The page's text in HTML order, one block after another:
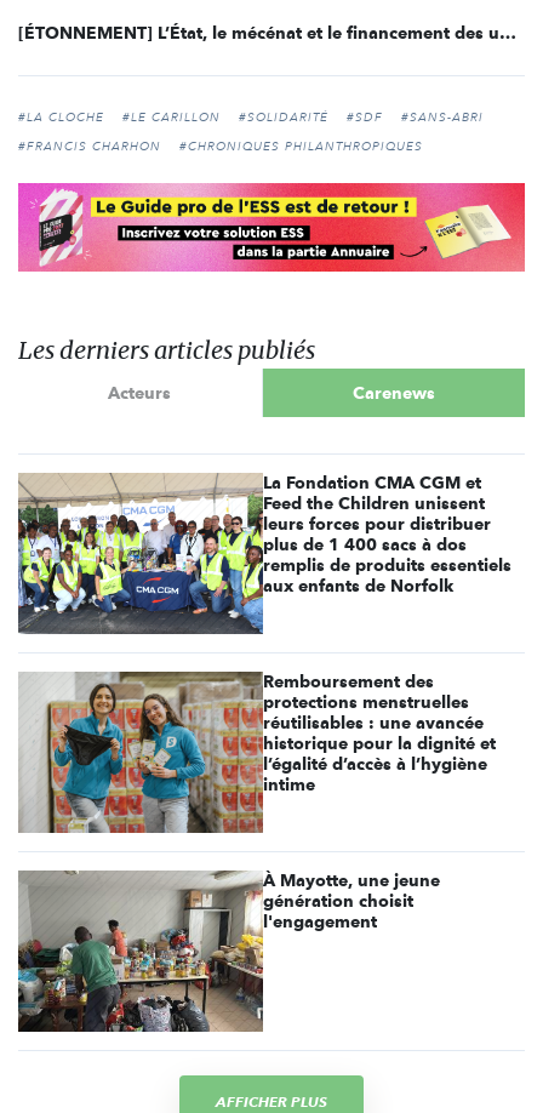
[ÉTONNEMENT] L’État, le mécénat et le financement des universités
#LA CLOCHE #LE CARILLON #SOLIDARITÉ #SDF
#SANS-ABRI
#FRANCIS CHARHON
#CHRONIQUES PHILANTHROPIQUES
Les derniers articles publiés
Acteurs Carenews
La Fondation CMA CGM et
Feed the Children unissent
leurs forces pour distribuer
plus de 1 400 sacs à dos
remplis de produits essentiels
aux enfants de Norfolk
Remboursement des
protections menstruelles
réutilisables : une avancée
historique pour la dignité et
l’égalité d’accès à l’hygiène
intime
À Mayotte, une jeune
génération choisit
l'engagement
AFFICHER PLUS